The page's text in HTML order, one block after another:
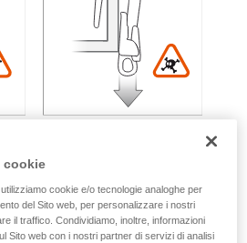
cookie
cookie e/o tecnologie analoghe per
del Sito web, per personalizzare i nostri
il traffico. Condividiamo, inoltre, informazioni
Sito web con i nostri partner di servizi di analisi